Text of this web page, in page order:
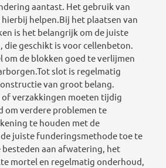
aantast. Het gebruik van
helpen.Bij het plaatsen van
is het belangrijk om de juiste
die geschikt is voor cellenbeton.
om de blokken goed te verlijmen
slot is regelmatig
van groot belang.
of verzakkingen moeten tijdig
om verdere problemen te
te houden met de
juiste funderingsmethode toe te
besteden aan afwatering, het
mortel en regelmatig onderhoud,